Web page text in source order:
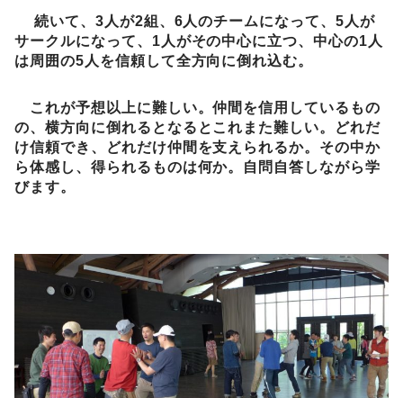
続いて、3人が2組、6人のチームになって、5人が
サークルになって、1人がその中心に立つ、中心の1人
は周囲の5人を信頼して全方向に倒れ込む。
これが予想以上に難しい。仲間を信用しているもの
の、横方向に倒れるとなるとこれまた難しい。どれだ
け信頼でき、どれだけ仲間を支えられるか。その中か
ら体感し、得られるものは何か。自問自答しながら学
びます。